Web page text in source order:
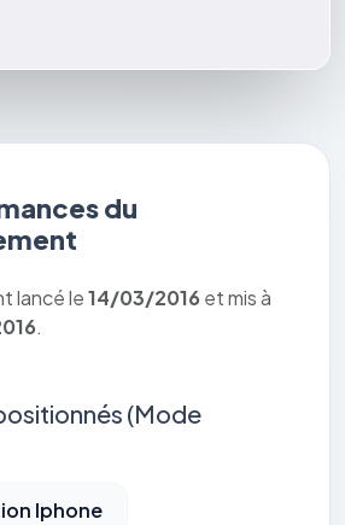
du
lancé le14/03/2016 et mis à
.
(Mode
Iphone